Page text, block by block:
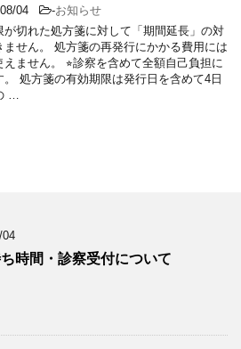
04 -お知らせ
が切れた処方箋に対して「期間延長」の対
ません。 処方箋の再発行にかかる費用には
えません。 ⭐︎診察を含めて全額自己負担に
。 処方箋の有効期限は発行日を含めて4日
…
04
時間・診察受付について